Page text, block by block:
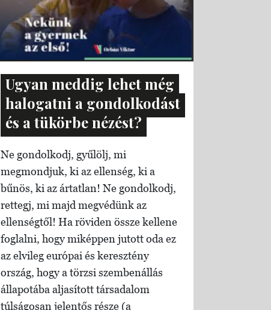
Ugyan meddig lehet még
halogatni a gondolkodást
és a tükörbe nézést?
Ne gondolkodj, gyűlölj, mi
megmondjuk, ki az ellenség, ki a
bűnös, ki az ártatlan! Ne gondolkodj,
rettegj, mi majd megvédünk az
ellenségtől! Ha röviden össze kellene
foglalni, hogy miképpen jutott oda ez
az elvileg európai és keresztény
ország, hogy a törzsi szembenállás
állapotába aljasított társadalom
túlságosan jelentős része (a